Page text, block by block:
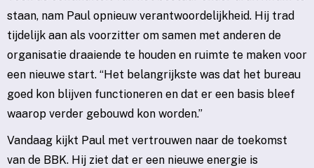
staan, nam Paul opnieuw verantwoordelijkheid. Hij trad
tijdelijk aan als voorzitter om samen met anderen de
organisatie draaiende te houden en ruimte te maken voor
een nieuwe start. “Het belangrijkste was dat het bureau
goed kon blijven functioneren en dat er een basis bleef
waarop verder gebouwd kon worden.”
Vandaag kijkt Paul met vertrouwen naar de toekomst
van de BBK. Hij ziet dat er een nieuwe energie is